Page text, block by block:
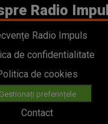
Radio
Radio Impuls
de confidentialitate
de cookies
Gestionați preferințele
Contact